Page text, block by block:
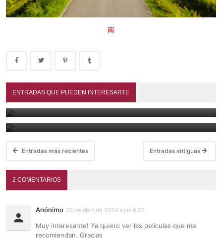
南
ENTRADAS QUE PUEDEN INTERESARTE
A treinta mil lǐ de Cháng'ān (2023)
June 29, 2026
Las mejores películas chinas de 2025 - Animación, acción y
February 8, 2026
Entradas más recientes Entradas antiguas
2 COMENTARIOS
Anónimo 25 de abril de 2024 a las 9:22
Muy interesante! Ya quiero ver las películas que me
recomiendan. Gracias